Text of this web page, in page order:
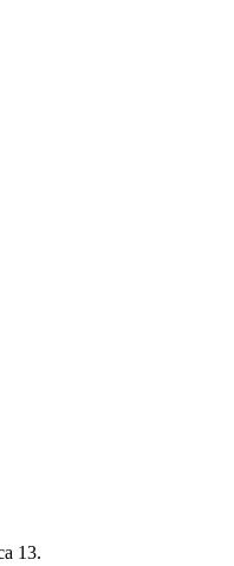
13.